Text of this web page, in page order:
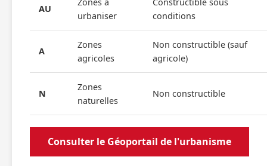
AU
urbaniser
conditions
A
Zones
agricoles
Non constructible (sauf
agricole)
N
Zones
naturelles
Non constructible
Consulter le Géoportail de l'urbanisme